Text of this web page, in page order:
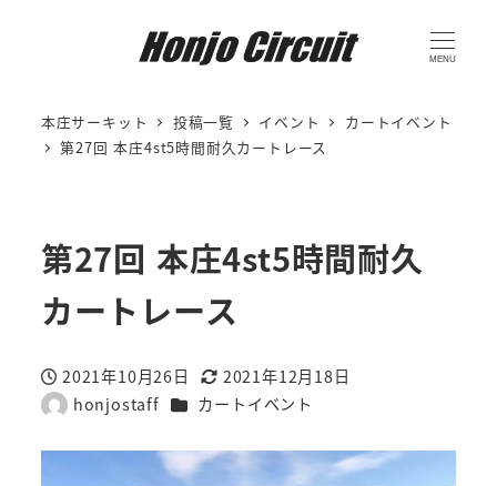
MENU
本庄サーキット 投稿一覧 イベント
カートイベント
第27回 本庄4st5時間耐久カートレース
第27回 本庄4st5時間耐久
カートレース
投稿日
2021年10月26日
更新日
2021年12月18日
著
honjostaff カテゴリー
カートイベント